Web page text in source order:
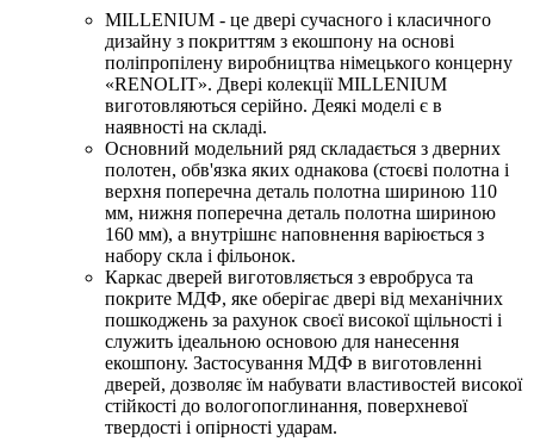
MILLENIUM - це двері сучасного і класичного
дизайну з покриттям з екошпону на основі
поліпропілену виробництва німецького концерну
«RENOLIT». Двері колекції MILLENIUM
виготовляються серійно. Деякі моделі є в
наявності на складі.
Основний модельний ряд складається з дверних
полотен, обв'язка яких однакова (стоєві полотна і
верхня поперечна деталь полотна шириною 110
мм, нижня поперечна деталь полотна шириною
160 мм), а внутрішнє наповнення варіюється з
набору скла і фільонок.
Каркас дверей виготовляється з евробруса та
покрите МДФ, яке оберігає двері від механічних
пошкоджень за рахунок своєї високої щільності і
служить ідеальною основою для нанесення
екошпону. Застосування МДФ в виготовленні
дверей, дозволяє їм набувати властивостей високої
стійкості до вологопоглинання, поверхневої
твердості і опірності ударам.